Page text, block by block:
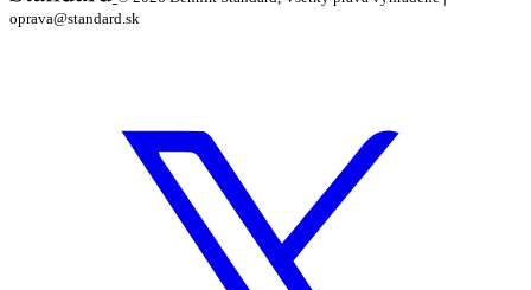
oprava@standard.sk